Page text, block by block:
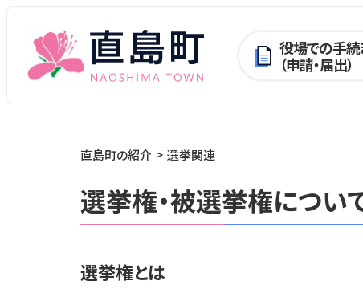
役場での手続
（申請・届出）
直島町の紹介 選挙関連
選挙権・被選挙権につい
選挙権とは